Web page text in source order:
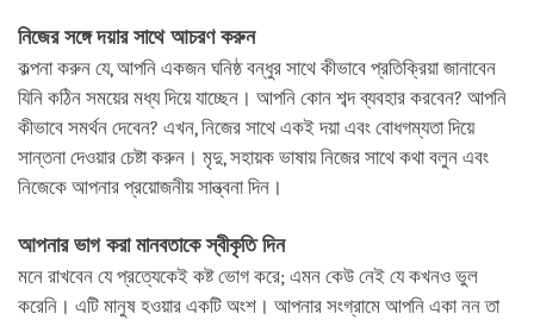
নিজের সঙ্গে দয়ার সাথে আচরণ করুন
কল্পনা করুন যে, আপনি একজন ঘনিষ্ঠ বন্ধুর সাথে কীভাবে প্রতিক্রিয়া জানাবেন
যিনি কঠিন সময়ের মধ্য দিয়ে যাচ্ছেন। আপনি কোন শব্দ ব্যবহার করবেন? আপনি
কীভাবে সমর্থন দেবেন? এখন, নিজের সাথে একই দয়া এবং বোধগম্যতা দিয়ে
সান্তনা দেওয়ার চেষ্টা করুন। মৃদু, সহায়ক ভাষায় নিজের সাথে কথা বলুন এবং
নিজেকে আপনার প্রয়োজনীয় সান্ত্বনা দিন।
আপনার ভাগ করা মানবতাকে স্বীকৃতি দিন
মনে রাখবেন যে প্রত্যেকেই কষ্ট ভোগ করে; এমন কেউ নেই যে কখনও ভুল
করেনি। এটি মানুষ হওয়ার একটি অংশ। আপনার সংগ্রামে আপনি একা নন তা